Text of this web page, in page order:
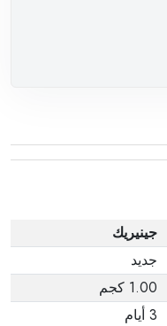
جينيريك
جديد
1.00 كجم
3 أيام